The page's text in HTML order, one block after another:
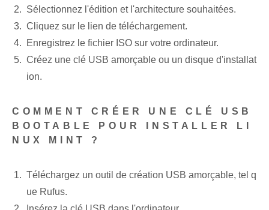
Sélectionnez l'édition et l'architecture souhaitées.
Cliquez sur le lien de téléchargement.
Enregistrez le fichier ISO sur votre ordinateur.
Créez une clé USB amorçable ou un disque d'installat
ion.
COMMENT CRÉER UNE CLÉ USB
BOOTABLE POUR INSTALLER ‌LI
NUX MINT ?
Téléchargez un outil de création USB amorçable, tel q
ue Rufus.